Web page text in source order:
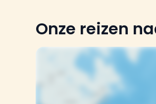
Onze reizen